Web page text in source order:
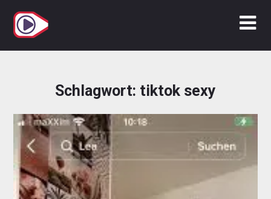
Inhalt
springen
Schlagwort: tiktok sexy